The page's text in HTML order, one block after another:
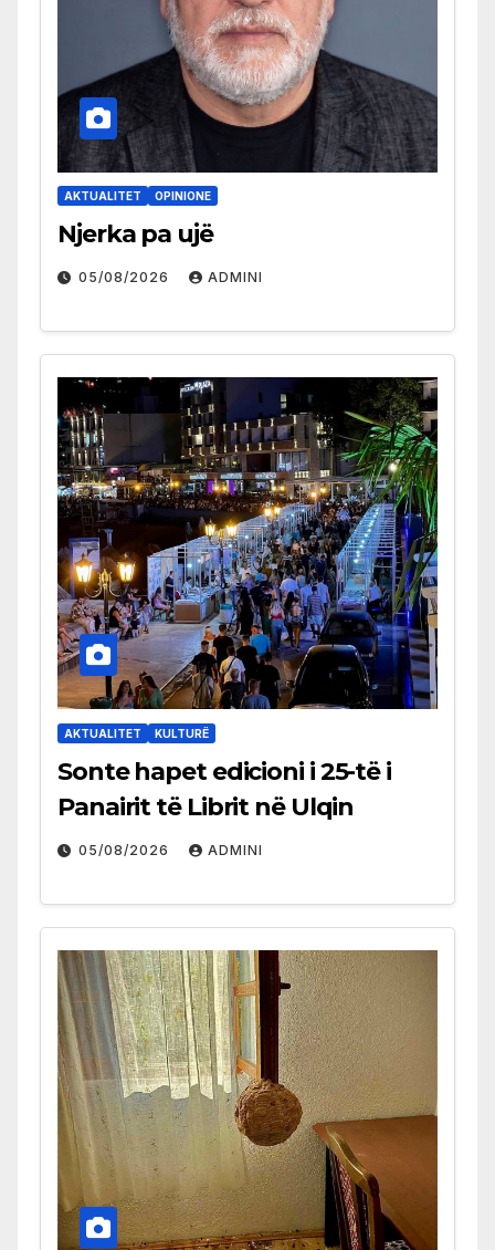
AKTUALITET OPINIONE
Njerka pa ujë
05/08/2026 ADMINI
AKTUALITET KULTURË
Sonte hapet edicioni i 25-të i
Panairit të Librit në Ulqin
05/08/2026 ADMINI